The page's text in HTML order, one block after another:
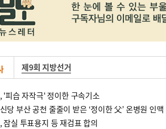
제9회 지방선거
'피습 자작극' 정이한 구속기소
당 부산 공천 줄줄이 받은 ‘정이한 父’ 온병원 인맥
잠실 투표용지 등 재검표 합의